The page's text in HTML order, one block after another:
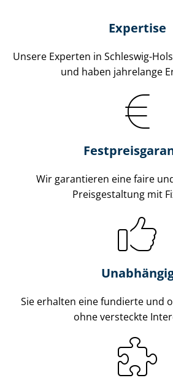
Expertise
Unsere Experten in Schleswig-
und haben jahrelange
Wir garantieren eine faire
Preisgestaltung mit
Sie erhalten eine fundierte und
ohne versteckte